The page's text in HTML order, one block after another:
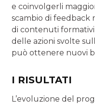
e coinvolgerli
scambio di feedback
di contenuti formativi
delle azioni svolte
può ottenere nuovi
I RISULTATI
L’evoluzione del